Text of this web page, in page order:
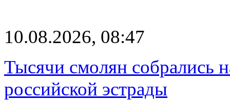
10.08.2026, 08:47
Тысячи смолян собрались
российской эстрады